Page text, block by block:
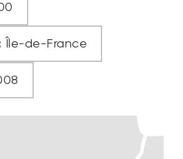
Île-de-France